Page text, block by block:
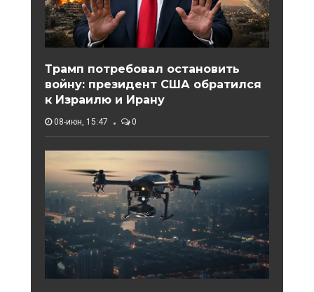
Трамп потребовал остановить
войну: президент США обратился
к Израилю и Ирану
08-июн, 15:47 0